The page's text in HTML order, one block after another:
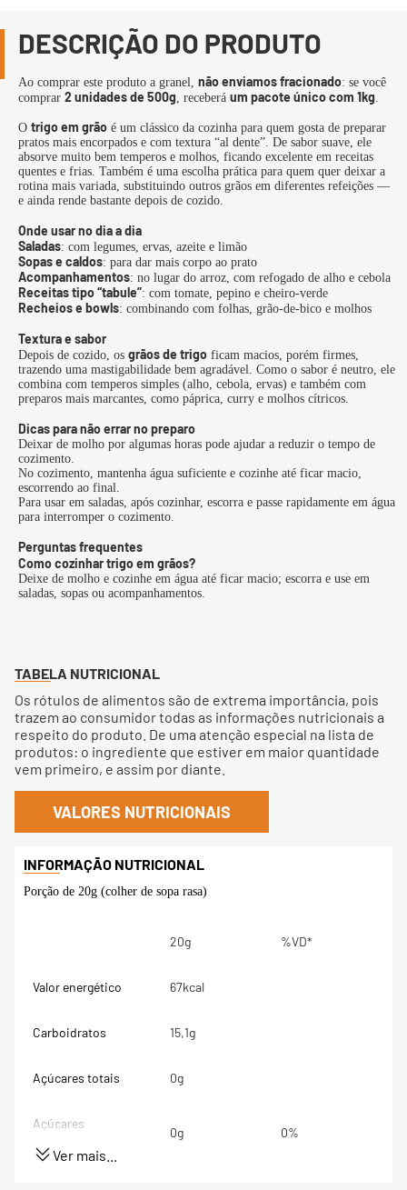
DESCRIÇÃO DO PRODUTO
Ao comprar este produto a granel, não enviamos fracionado: se você
comprar 2 unidades de 500g, receberá um pacote único com 1kg.
O trigo em grão é um clássico da cozinha para quem gosta de preparar
pratos mais encorpados e com textura “al dente”. De sabor suave, ele
absorve muito bem temperos e molhos, ficando excelente em receitas
quentes e frias. Também é uma escolha prática para quem quer deixar a
rotina mais variada, substituindo outros grãos em diferentes refeições —
e ainda rende bastante depois de cozido.
Onde usar no dia a dia
Saladas: com legumes, ervas, azeite e limão
Sopas e caldos: para dar mais corpo ao prato
Acompanhamentos: no lugar do arroz, com refogado de alho e cebola
Receitas tipo “tabule”: com tomate, pepino e cheiro-verde
Recheios e bowls: combinando com folhas, grão-de-bico e molhos
Textura e sabor
Depois de cozido, os grãos de trigo ficam macios, porém firmes,
trazendo uma mastigabilidade bem agradável. Como o sabor é neutro, ele
combina com temperos simples (alho, cebola, ervas) e também com
preparos mais marcantes, como páprica, curry e molhos cítricos.
Dicas para não errar no preparo
Deixar de molho por algumas horas pode ajudar a reduzir o tempo de
cozimento.
No cozimento, mantenha água suficiente e cozinhe até ficar macio,
escorrendo ao final.
Para usar em saladas, após cozinhar, escorra e passe rapidamente em água
para interromper o cozimento.
Perguntas frequentes
Como cozinhar trigo em grãos?
Deixe de molho e cozinhe em água até ficar macio; escorra e use em
saladas, sopas ou acompanhamentos.
TABELA NUTRICIONAL
Os rótulos de alimentos são de extrema importância, pois
trazem ao consumidor todas as informações nutricionais a
respeito do produto. De uma atenção especial na lista de
produtos: o ingrediente que estiver em maior quantidade
vem primeiro, e assim por diante.
VALORES NUTRICIONAIS
Porção de 20g (colher de sopa rasa)
20g %VD*
Valor energético 67kcal
Carboidratos 15,1g
Açúcares totais 0g
Açúcares
0g 0%
Ver mais...